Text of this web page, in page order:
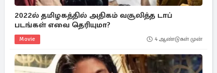
2022ல் தமிழகத்தில் அதிகம் வசூலித்த டாப்
படங்கள் எவை தெரியுமா?
Movie 4 ஆண்டுகள் முன்